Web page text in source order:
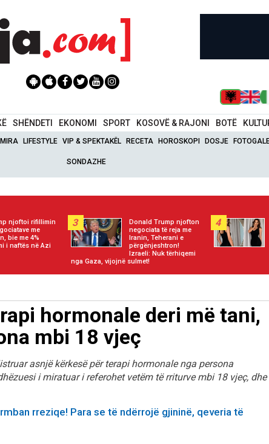
SHËNDETI EKONOMI SPORT KOSOVË & RAJONI BOTË
LIFESTYLE VIP & SPEKTAKËL RECETA HOROSKOPI DOSJE
SONDAZHE
njoftoi rifillimin
me
bie me 4%
i naftës në Azi
3
Donald Trump njofton
negociata të reja me
Iranin, Teherani e
përgënjeshtron!
Izraeli: Nuk tërhiqemi
nga Gaza, vijojnë sulmet!
4
hormonale deri më tani,
mbi 18 vjeç
asnjë kërkesë për terapi hormonale nga persona
i miratuar i referohet vetëm të rriturve mbi 18 vjeç, dhe
rreziqe! Para se të ndërrojë gjininë, qeveria të